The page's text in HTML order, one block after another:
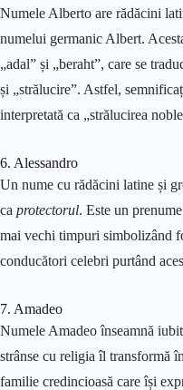
Numele Alberto are rădăcini
numelui germanic Albert.
„adal” și „beraht”, care se
și „strălucire”. Astfel,
interpretată ca „strălucirea
6. Alessandro
Un nume cu rădăcini latine și
ca protectorul. Este un
mai vechi timpuri simbolizând
conducători celebri purtând
7. Amadeo
Numele Amadeo înseamnă
strânse cu religia îl transformă
familie credincioasă care își